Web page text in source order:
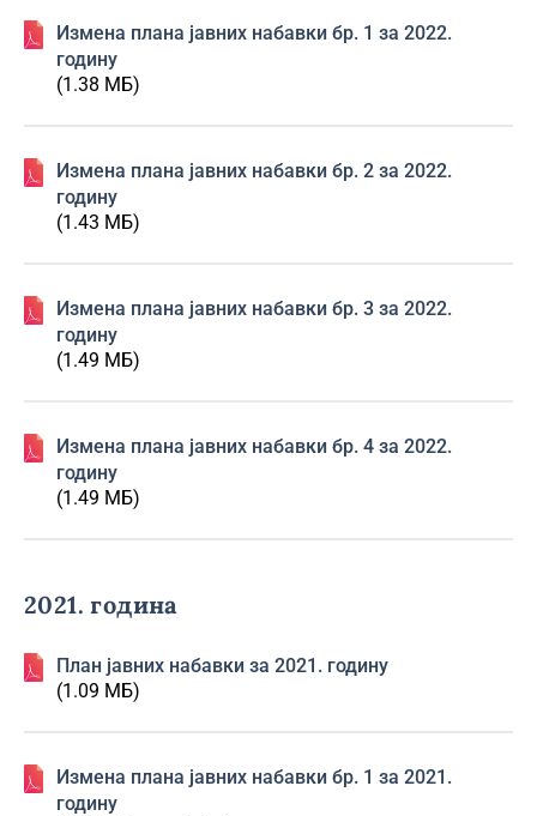
Изменa плана јавних набавки бр. 1 за 2022.
годину
(1.38 МБ)
Изменa плана јавних набавки бр. 2 за 2022.
годину
(1.43 МБ)
Изменa плана јавних набавки бр. 3 за 2022.
годину
(1.49 МБ)
Изменa плана јавних набавки бр. 4 за 2022.
годину
(1.49 МБ)
2021. година
План јавних набавки за 2021. годину
(1.09 МБ)
Изменa плана јавних набавки бр. 1 за 2021.
годину